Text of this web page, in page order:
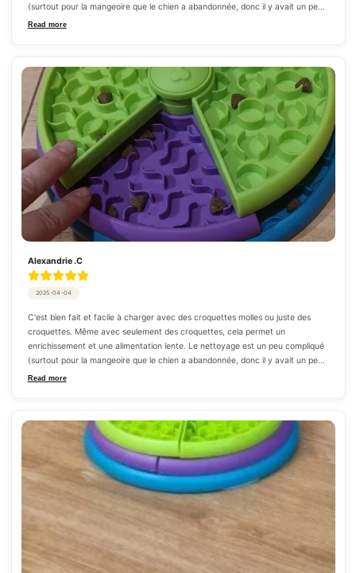
(surtout pour la mangeoire que le chien a abandonnée, donc il y avait un peu
de nourriture dedans, contre très peu pour les mangeoires pour Corgis), mais
formidable gamelle anti glouton.
Read more
Alexandrie .C
2025-04-04
C'est bien fait et facile à charger avec des croquettes molles ou juste des
croquettes. Même avec seulement des croquettes, cela permet un
enrichissement et une alimentation lente. Le nettoyage est un peu compliqué
(surtout pour la mangeoire que le chien a abandonnée, donc il y avait un peu
de nourriture dedans, contre très peu pour les mangeoires pour Corgis), mais
formidable gamelle anti glouton.
Read more